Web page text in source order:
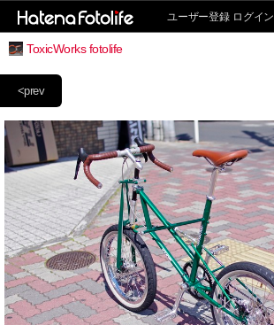
ユーザー登録 ログイン
ToxicWorks fotolife
<prev